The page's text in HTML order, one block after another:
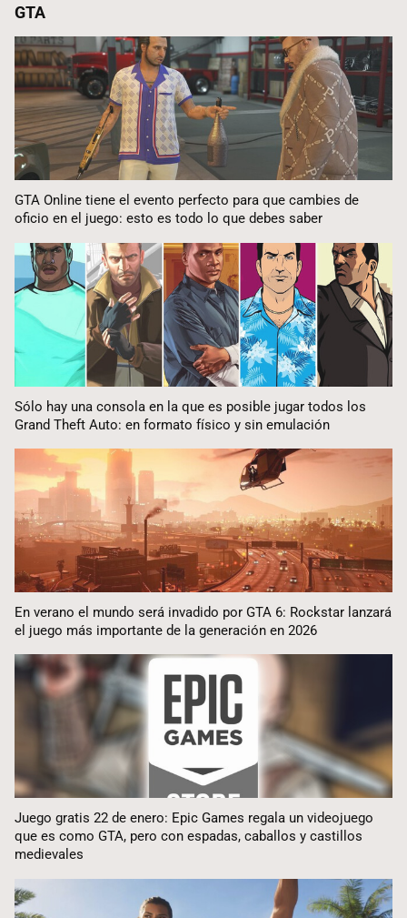
GTA
GTA Online tiene el evento perfecto para que cambies de
oficio en el juego: esto es todo lo que debes saber
Sólo hay una consola en la que es posible jugar todos los
Grand Theft Auto: en formato físico y sin emulación
En verano el mundo será invadido por GTA 6: Rockstar lanzará
el juego más importante de la generación en 2026
Juego gratis 22 de enero: Epic Games regala un videojuego
que es como GTA, pero con espadas, caballos y castillos
medievales